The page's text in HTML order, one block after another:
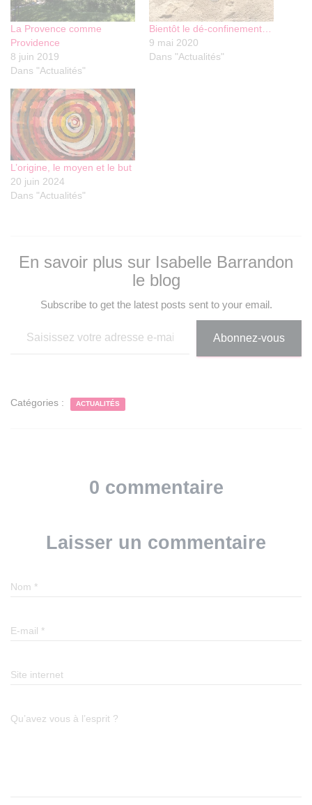
La Provence comme
Providence
8 juin 2019
Dans "Actualités"
Bientôt le dé-confinement…
9 mai 2020
Dans "Actualités"
L’origine, le moyen et le but
20 juin 2024
Dans "Actualités"
En savoir plus sur Isabelle Barrandon
le blog
Subscribe to get the latest posts sent to your email.
Abonnez-vous
Catégories : ACTUALITÉS
0 commentaire
Laisser un commentaire
Nom *
E-mail *
Site internet
Qu’avez vous à l’esprit ?